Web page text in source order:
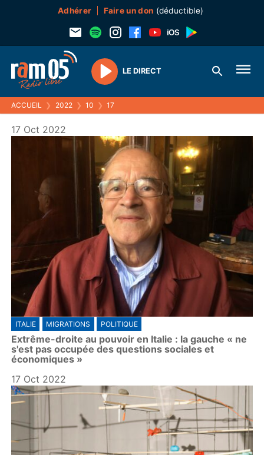
Adhérer Faire un don (déductible)
Play
LE DIRECT
ACCUEIL ❯ 2022 ❯ 10 ❯ 17
17 Oct 2022
ITALIE MIGRATIONS POLITIQUE
Extrême-droite au pouvoir en Italie : la gauche « ne
s'est pas occupée des questions sociales et
économiques »
17 Oct 2022